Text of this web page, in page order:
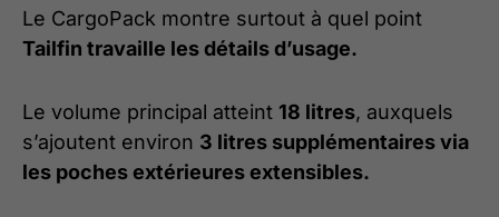
Le CargoPack montre surtout à quel point
Tailfin travaille les détails d’usage.
Le volume principal atteint 18 litres, auxquels
s’ajoutent environ 3 litres supplémentaires via
les poches extérieures extensibles.